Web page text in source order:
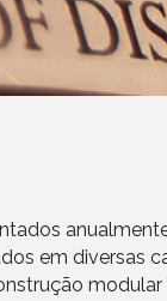
em diversas